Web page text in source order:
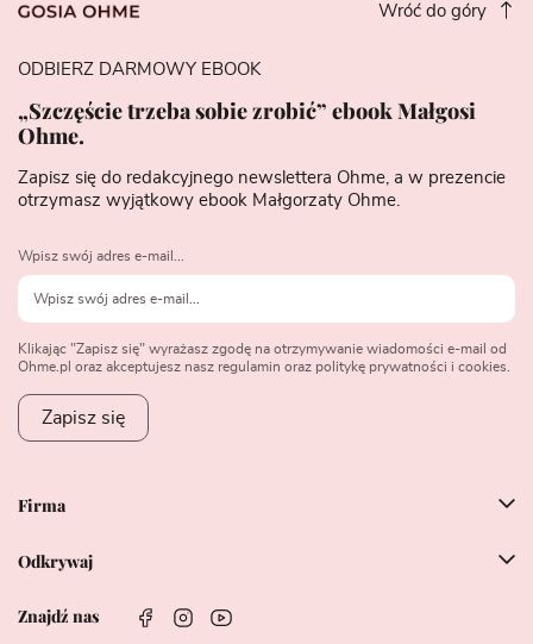
Wróć do góry
Firma
Odkrywaj
Znajdź nas
ODBIERZ DARMOWY EBOOK
„Szczęście trzeba sobie zrobić” ebook Małgosi
Ohme.
Zapisz się do redakcyjnego newslettera Ohme, a w prezencie
otrzymasz wyjątkowy ebook Małgorzaty Ohme.
Wpisz swój adres e-mail...
Klikając "Zapisz się" wyrażasz zgodę na otrzymywanie wiadomości e-mail od
Ohme.pl oraz akceptujesz nasz regulamin oraz politykę prywatności i cookies.
Zapisz się